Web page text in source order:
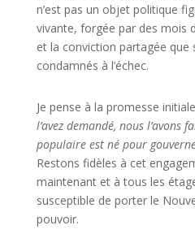
n’est pas un objet politique
vivante, forgée par des mois
et la conviction partagée que
condamnés à l’échec.
Je pense à la promesse
l’avez demandé, nous l’avons
populaire est né pour
Restons fidèles à cet
maintenant et à tous les
susceptible de porter le
pouvoir.